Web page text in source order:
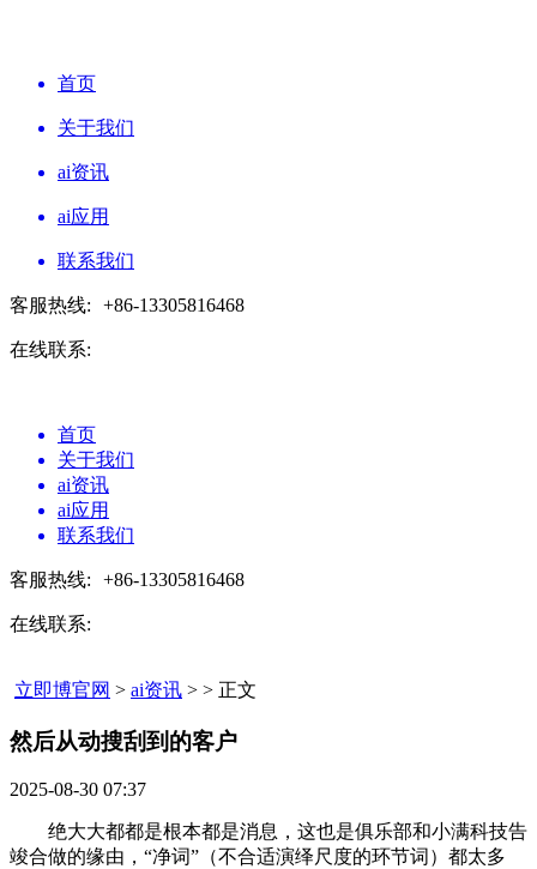
首页
关于我们
ai资讯
ai应用
联系我们
客服热线: +86-13305816468
在线联系:
首页
关于我们
ai资讯
ai应用
联系我们
客服热线: +86-13305816468
在线联系:
立即博官网 > ai资讯 > > 正文
然后从动搜刮到的客户​
2025-08-30 07:37
绝大大都都是根本都是消息，这也是俱乐部和小满科技告
竣合做的缘由，“净词”（不合适演绎尺度的环节词）都太多